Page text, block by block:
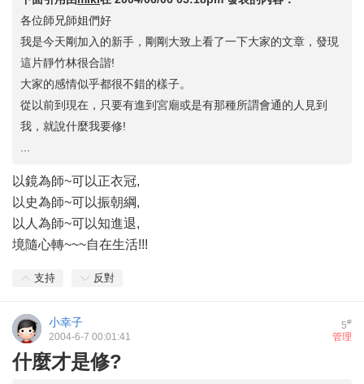
各位師兄師姐們好
我是今天剛加入的新手，剛剛大致上看了一下大家的文章，發現
這片靜竹林很合諧!
大家的感情似乎都很不錯的樣子。
從以前到現在，只要有進到宮廟或是有那種所謂會通的人見到
我，就說什麼我要修!
以鏡為師~可以正衣冠,
以史為師~可以振朝綱,
以人為師~可以知進退,
境隨心轉~~~自在生活!!!
支持 反對
5#
小幸子
管理
2004-6-7 00:01:41
什麼才是修?